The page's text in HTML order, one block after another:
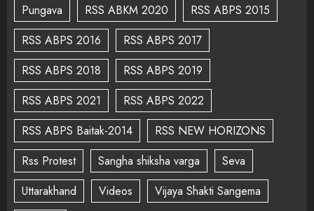
Pungava
RSS ABKM 2020
RSS ABPS 2015
RSS ABPS 2016
RSS ABPS 2017
RSS ABPS 2018
RSS ABPS 2019
RSS ABPS 2021
RSS ABPS 2022
RSS ABPS Baitak-2014
RSS NEW HORIZONS
Rss Protest
Sangha shiksha varga
Seva
Uttarakhand
Videos Vijaya Shakti Sangema